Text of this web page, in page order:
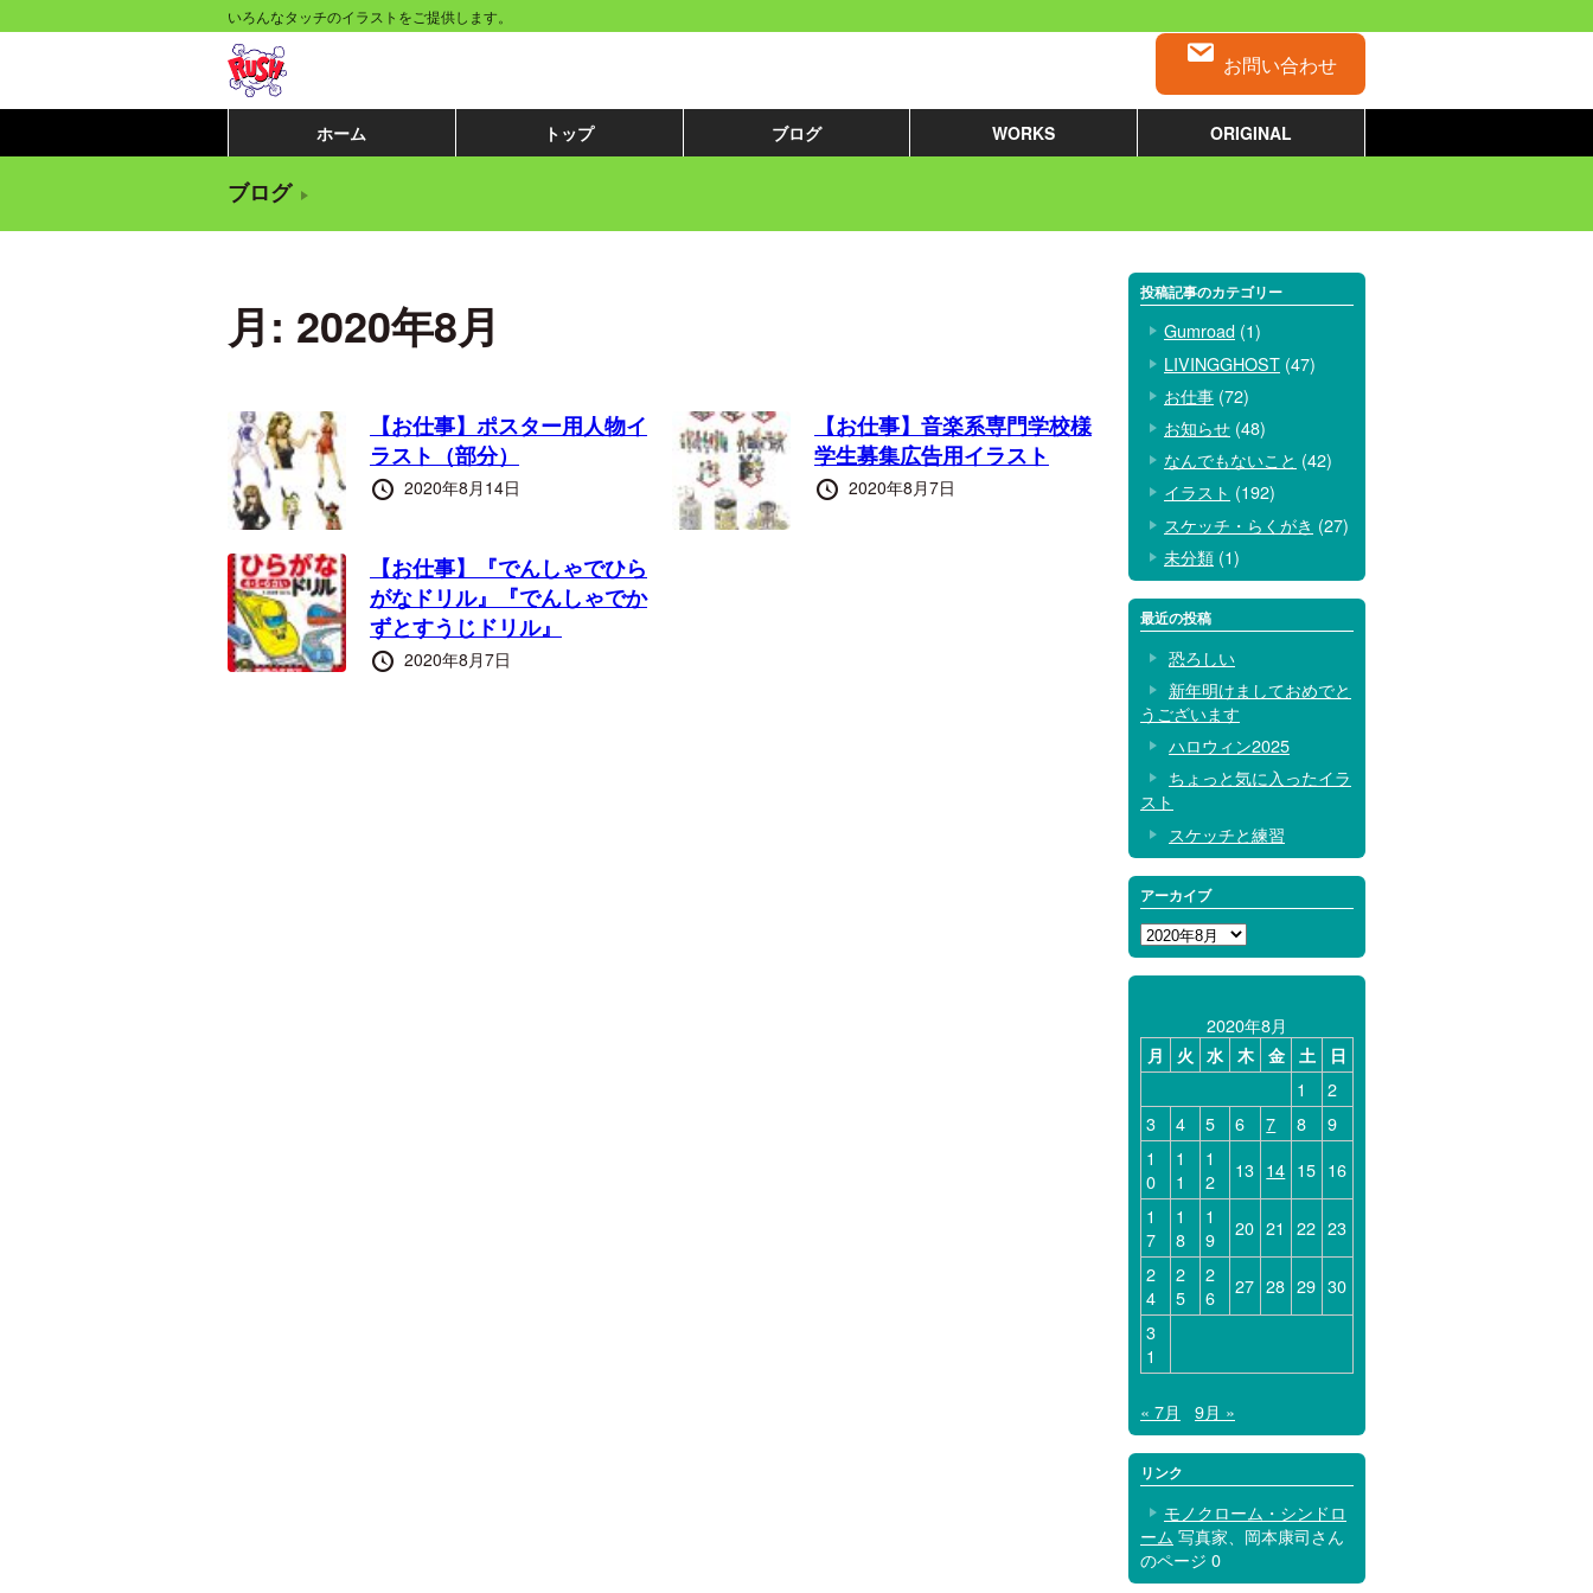
いろんなタッチのイラストをご提供します。
お問い合わせ
ホーム トップ ブログ WORKS ORIGINAL
ブログ
月: 2020年8月
【お仕事】ポスター用人物イ
ラスト（部分）
投
2020年8月14日
【お仕事】音楽系専門学校様
学生募集広告用イラスト
投
2020年8月7日
【お仕事】『でんしゃでひら
がなドリル』『でんしゃでか
ずとすうじドリル』
投
2020年8月7日
投稿記事のカテゴリー
Gumroad (1)
LIVINGGHOST (47)
お仕事 (72)
お知らせ (48)
なんでもないこと (42)
イラスト (192)
スケッチ・らくがき (27)
未分類 (1)
最近の投稿
恐ろしい
新年明けましておめでと
うございます
ハロウィン2025
ちょっと気に入ったイラ
スト
スケッチと練習
アーカイブ
ア
ー
カ
2020年8月
月 火 水 木 金 土 日
1
2
3
4 5 6 7 8
9
1
0
1
1
1
2
13 14 15 16
1
7
1
8
1
9
20 21 22 23
2
4
2
5
2
6
27 28 29 30
3
1
« 7月 9月 »
リンク
モノクローム・シンドロ
ーム 写真家、岡本康司さん
のページ 0